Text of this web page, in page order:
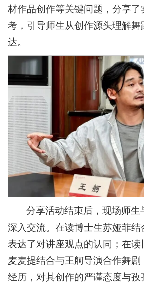
材作品创作等关键问题，分享
考，引导师生从创作源头理解舞
达。
分享活动结束后，现场师生
深入交流。在读博士生苏娅菲结
表达了对讲座观点的认同；在读
麦麦提结合与王舸导演合作舞
经历，对其创作的严谨态度与